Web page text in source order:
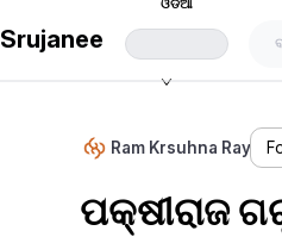
Srujanee
ଓଡିଆ
Ram Krsuhna Ray
ପକ୍ଷୀରାଜ